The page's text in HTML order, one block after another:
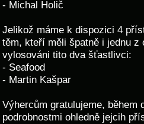
- Michal Holič
Jelikož máme k dispozici 4
těm, kteří měli špatně i jednu
vylosováni tito dva šťastlivci:
- Seafood
- Martin Kašpar
Výhercům gratulujeme, během
podrobnostmi ohledně jejcih